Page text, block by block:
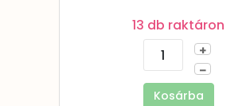
13 db raktáron
+
–
Kosárba